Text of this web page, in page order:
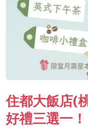
住都大飯店(
好禮三選一！